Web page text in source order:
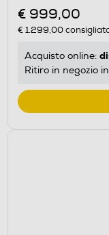
€ 999,00
€ 1.299,00
Acquisto online:
Ritiro in negozio